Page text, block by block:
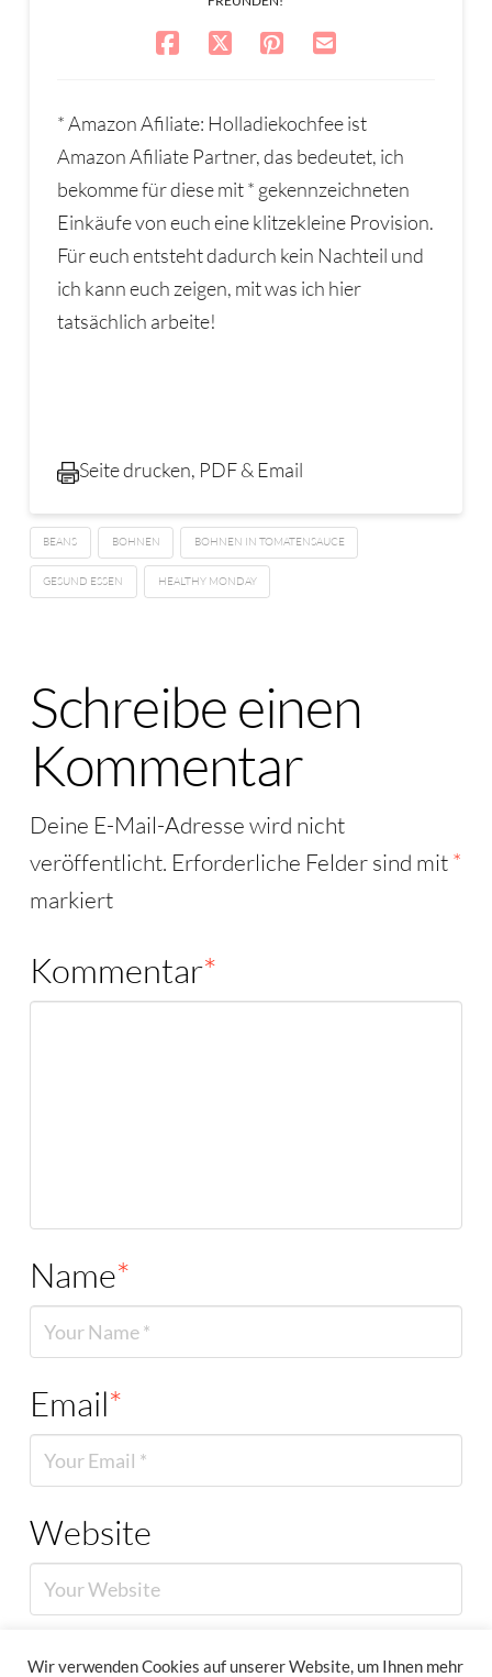
* Amazon Afiliate: Holladiekochfee ist
Amazon Afiliate Partner, das bedeutet, ich
bekomme für diese mit * gekennzeichneten
Einkäufe von euch eine klitzekleine Provision.
Für euch entsteht dadurch kein Nachteil und
ich kann euch zeigen, mit was ich hier
tatsächlich arbeite!
Seite drucken, PDF & Email
BEANS BOHNEN BOHNEN IN TOMATENSAUCE
GESUND ESSEN HEALTHY MONDAY
Schreibe einen
Kommentar
Deine E-Mail-Adresse wird nicht
veröffentlicht. Erforderliche Felder sind mit*
markiert
Kommentar*
Name*
Email*
Website
Wir verwenden Cookies auf unserer Website, um Ihnen mehr